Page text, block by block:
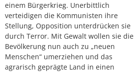
einem Bürgerkrieg. Unerbittlich
verteidigen die Kommunisten ihre
Stellung, Opposition unterdrücken sie
durch Terror. Mit Gewalt wollen sie die
Bevölkerung nun auch zu „neuen
Menschen“ umerziehen und das
agrarisch geprägte Land in einen